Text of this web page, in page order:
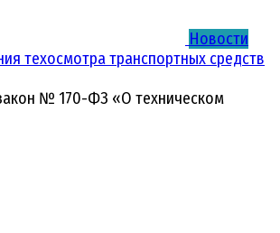
Новости
техосмотра транспортных средств
№ 170-ФЗ «О техническом